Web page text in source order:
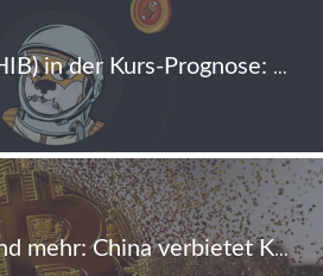
Shiba Inu Coin (SHIB) in der Kurs-Prognose: Mega-Gewinne möglich
Mining, Handel und mehr: China verbietet Kryptowährungen komplett, Bitcoin-Kurs fällt